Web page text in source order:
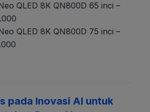
QLED 8K QN800D 65 inci –
QLED 8K QN800D 75 inci –
pada Inovasi AI untuk